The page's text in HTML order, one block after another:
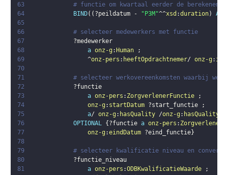
63
# functie om kwartaal eerder de berekenen
64
BIND( ( ?peildatum - "P3M"^^xsd :duration) AS
65
66
# selecteer medewerkers met functie
67
?medewerker
68
a onz-g : Human
;
69
                ^
onz-pers : heeftOpdrachtnemer/ onz-g :
70
71
# selecteer werkovereenkomsten waarbij
72
?functie
73
a onz-pers : ZorgverlenerFunctie
;
74
onz-g : startDatum ?start_functie
;
75
a/ onz-g : hasQuality /onz-g :
76
OPTIONAL { ?functie a onz-pers :
77
onz-g :eindDatum ?eind_functie}
78
79
# selecteer kwalificatie niveau en
80
?functie_niveau
81
a onz-pers :ODBKwalificatieWaarde
;